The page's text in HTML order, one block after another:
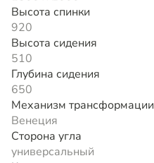
Высота спинки
920
Высота сидения
510
Глубина сидения
650
Механизм трансформации
Венеция
Сторона угла
универсальный